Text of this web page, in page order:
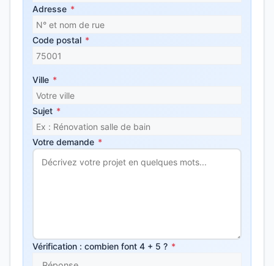
Adresse *
Code postal *
Ville *
Sujet *
Votre demande *
Vérification : combien font 4 + 5 ? *